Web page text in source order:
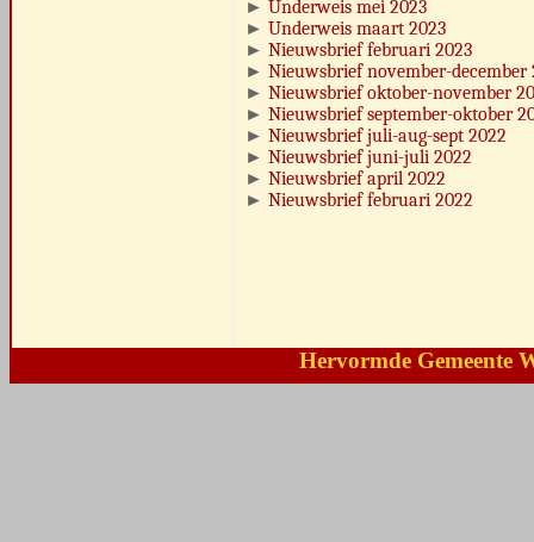
► Underweis mei 2023
► Underweis maart 2023
► Nieuwsbrief februari 2023
► Nieuwsbrief november-december
► Nieuwsbrief oktober-november
► Nieuwsbrief september-oktober
► Nieuwsbrief juli-aug-sept 2022
► Nieuwsbrief juni-juli 2022
► Nieuwsbrief april 2022
► Nieuwsbrief februari 2022
Hervormde